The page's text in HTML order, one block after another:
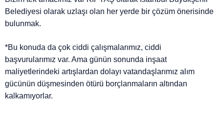
Belediyesi olarak uzlaşı olan her yerde bir çözüm önerisinde
bulunmak.
*Bu konuda da çok ciddi çalışmalarımız, ciddi
başvurularımız var. Ama günün sonunda inşaat
maliyetlerindeki artışlardan dolayı vatandaşlarımız alım
gücünün düşmesinden ötürü borçlanmaların altından
kalkamıyorlar.